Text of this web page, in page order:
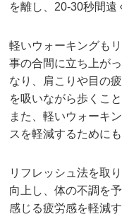
を離し、20-30秒間遠
軽いウォーキングも
事の合間に立ち上が
なり、肩こりや目の
を吸いながら歩くこ
また、軽いウォーキ
スを軽減するためにも
リフレッシュ法を取
向上し、体の不調を
感じる疲労感を軽減